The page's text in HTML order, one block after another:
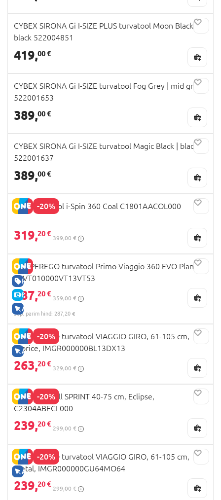
CYBEX SIRONA Gi I-SIZE PLUS turvatool Moon Black |
black 522004851
419,00 €
CYBEX SIRONA Gi I-SIZE turvatool Fog Grey | mid grey
522001653
389,00 €
CYBEX SIRONA Gi I-SIZE turvatool Magic Black | black
522001637
389,00 €
-20%
JOIE turvatool i-Spin 360 Coal C1801AACOL000
319,20 €
399,00 €
HEA HIND
E-HIND
AINULT VEEBIS
PEG PEREGO turvatool Primo Viaggio 360 EVO Planet,
IMVT010000VT13VT53
287,20 €
359,00 €
30p. parim hind: 287,20 €
-20%
AINULT VEEBIS
PEG PEREGO turvatool VIAGGIO GIRO, 61-105 cm,
licorice, IMGR000000BL13DX13
263,20 €
329,00 €
-20%
JOIE turvahäll SPRINT 40-75 cm, Eclipse,
C2304ABECL000
239,20 €
299,00 €
-20%
AINULT VEEBIS
PEG PEREGO turvatool VIAGGIO GIRO, 61-105 cm,
metal, IMGR000000GU64MO64
239,20 €
299,00 €